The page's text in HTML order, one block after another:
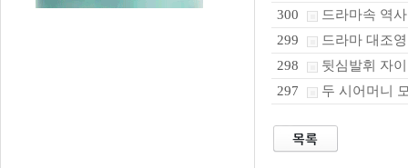
300 드라마속 역사
299 드라마 대조
298 뒷심발휘 자
297 두 시어머니